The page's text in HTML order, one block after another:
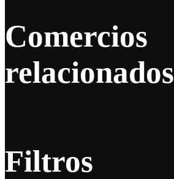
Comercios
relacionados
Filtros